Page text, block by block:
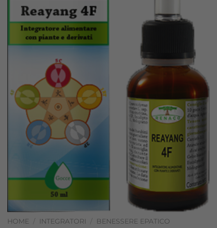
HOME / INTEGRATORI / BENESSERE EPATICO